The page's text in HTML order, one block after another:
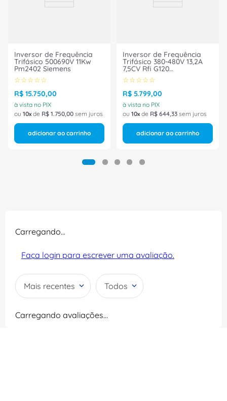
Inversor de Frequência
Trifásico 500690V 11Kw
Pm2402 Siemens
☆☆☆☆☆
R$ 15.750,00
à vista no PIX
ou 10 de R$ 1.750,00 sem juros
adicionar ao carrinho
Inversor de Frequência
Trifásico 380-480V 13,2A
7,5CV Rfi G120
6SL32101PE214AL0 Siemens
☆☆☆☆☆
R$ 5.799,00
à vista no PIX
ou 10 de R$ 644,33 sem juros
adicionar ao carrinho
Carregando…
Faça login para escrever uma avaliação.
Mais recentes Todos
Carregando avaliações…